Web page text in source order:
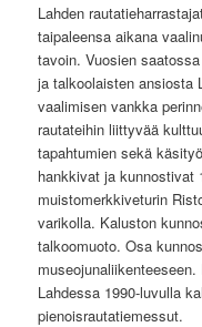
Lahden
taipaleensa aikana
tavoin. Vuosien
ja talkoolaisten ansiosta
vaalimisen vankka
rautateihin liittyvää
tapahtumien sekä
hankkivat ja kunnostivat
muistomerkkiveturin
varikolla. Kaluston
talkoomuoto. Osa
Lahdessa 1990-luvulla
pienoisrautatiemessut.